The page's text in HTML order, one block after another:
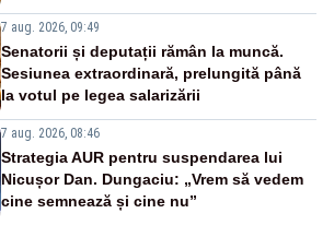
7 aug. 2026, 09:49
Senatorii și deputații rămân la muncă.
Sesiunea extraordinară, prelungită până
la votul pe legea salarizării
7 aug. 2026, 08:46
Strategia AUR pentru suspendarea lui
Nicușor Dan. Dungaciu: „Vrem să vedem
cine semnează și cine nu”